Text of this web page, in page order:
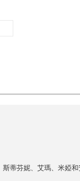
蒂芬妮、艾瑪、米婭